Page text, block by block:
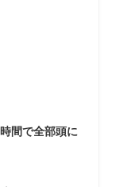
間で全部頭に